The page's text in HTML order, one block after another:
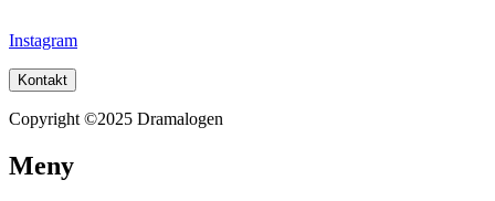
Instagram
Kontakt
Copyright ©2025 Dramalogen
Meny